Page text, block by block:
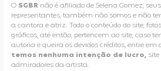
O SGBR não é afiliado de Selena Gomez,
representantes, também não somos e não
a cantora e atriz. Todo o conteúdo do site,
gráficos, até então, pertencem ao site, caso
autoria e queira os devidos créditos, entre em
temos nenhuma intenção de lucro,
admiradores da artista.